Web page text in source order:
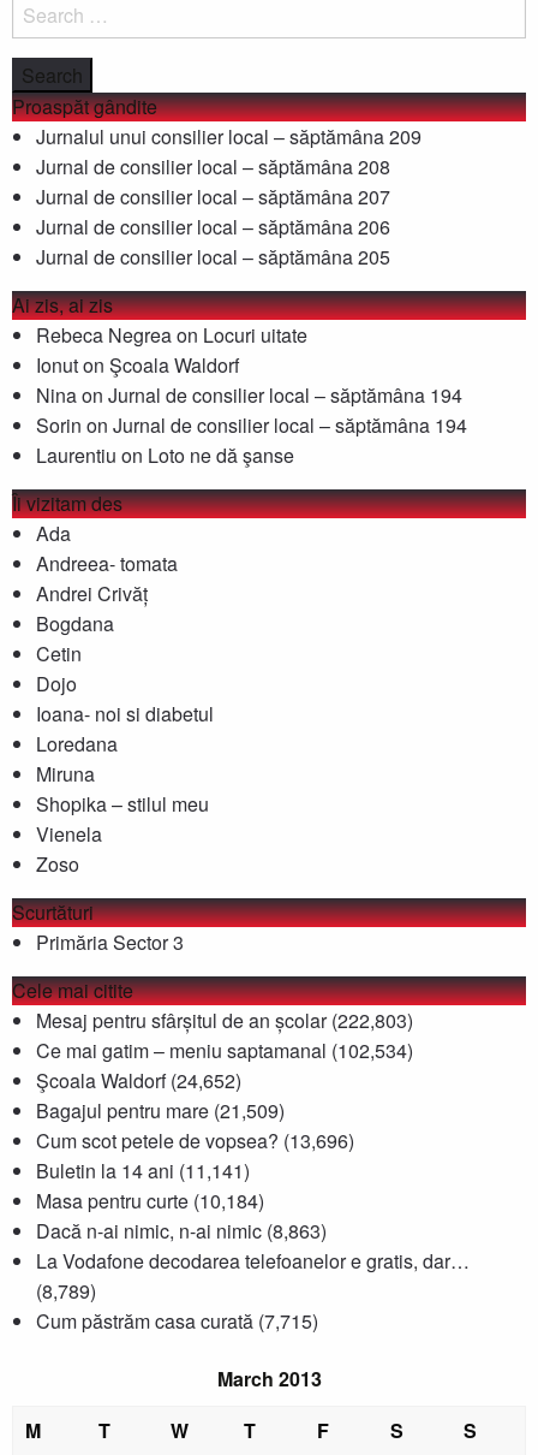
Proaspăt gândite
Jurnalul unui consilier local – săptămâna 209
Jurnal de consilier local – săptămâna 208
Jurnal de consilier local – săptămâna 207
Jurnal de consilier local – săptămâna 206
Jurnal de consilier local – săptămâna 205
Ai zis, ai zis
Rebeca Negreaon Locuri uitate
Ionuton Şcoala Waldorf
Ninaon Jurnal de consilier local – săptămâna 194
Sorin on Jurnal de consilier local – săptămâna 194
Laurentiu on Loto ne dă şanse
Îi vizitam des
Ada
Andreea- tomata
Andrei Crivăț
Bogdana
Cetin
Dojo
Ioana- noi si diabetul
Loredana
Miruna
Shopika – stilul meu
Vienela
Zoso
Scurtături
Primăria Sector 3
Cele mai citite
Mesaj pentru sfârșitul de an școlar (222,803)
Ce mai gatim – meniu saptamanal (102,534)
Şcoala Waldorf (24,652)
Bagajul pentru mare (21,509)
Cum scot petele de vopsea? (13,696)
Buletin la 14 ani (11,141)
Masa pentru curte (10,184)
Dacă n-ai nimic, n-ai nimic (8,863)
La Vodafone decodarea telefoanelor e gratis, dar…
(8,789)
Cum păstrăm casa curată (7,715)
March 2013
M
T W T F S
S